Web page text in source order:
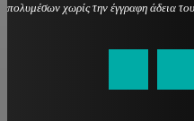
πολυμέσων χωρίς την έγγραφη άδεια